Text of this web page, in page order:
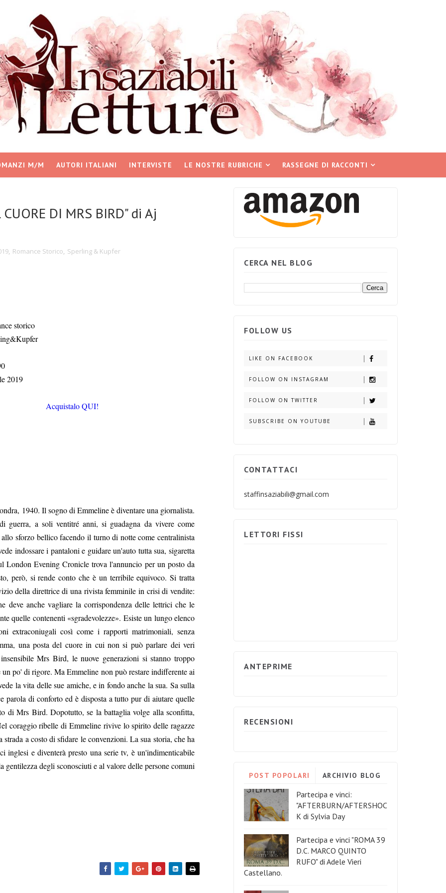
M/M AUTORI ITALIANI INTERVISTE LE NOSTRE RUBRICHE RASSEGNE DI RACCONTI
DI MRS BIRD" di Aj
, Romance Storico, Sperling & Kupfer
storico
2019
Acquistalo QUI!
1940. Il sogno di Emmeline è diventare una giornalista.
a soli ventitré anni, si guadagna da vivere come
sforzo bellico facendo il turno di notte come centralinista
indossare i pantaloni e guidare un'auto tutta sua, sigaretta
London Evening Cronicle trova l'annuncio per un posto da
però, si rende conto che è un terribile equivoco. Si tratta
della direttrice di una rivista femminile in crisi di vendite:
anche vagliare la corrispondenza delle lettrici che le
quelle contenenti «sgradevolezze». Esiste un lungo elenco
extraconiugali così come i rapporti matrimoniali, senza
una posta del cuore in cui non si può parlare dei veri
Mrs Bird, le nuove generazioni si stanno troppo
po' di rigore. Ma Emmeline non può restare indifferente ai
la vita delle sue amiche, e in fondo anche la sua. Sa sulla
parola di conforto ed è disposta a tutto pur di aiutare quelle
di Mrs Bird. Dopotutto, se la battaglia volge alla sconfitta,
coraggio ribelle di Emmeline rivive lo spirito delle ragazze
a costo di sfidare le convenzioni. La sua storia, che ha
inglesi e diventerà presto una serie tv, è un'indimenticabile
degli sconosciuti e al valore delle persone comuni
CERCA NEL BLOG
FOLLOW US
LIKE ON FACEBOOK
FOLLOW ON INSTAGRAM
FOLLOW ON TWITTER
SUBSCRIBE ON YOUTUBE
CONTATTACI
staffinsaziabili@gmail.com
LETTORI FISSI
ANTEPRIME
RECENSIONI
POST POPOLARI ARCHIVIO BLOG
Partecipa e vinci:
"AFTERBURN/AFTERSHOC
K di Sylvia Day
Partecipa e vinci "ROMA 39
D.C. MARCO QUINTO
RUFO" di Adele Vieri
Castellano.